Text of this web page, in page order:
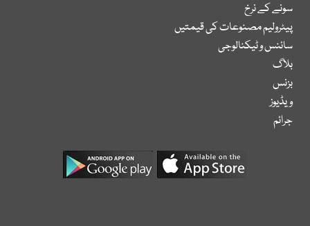
سونے کے نرخ
پیٹرولیم مصنوعات کی قیمتیں
سائنس و ٹیکنالوجی
بلاگ
بزنس
ویڈیوز
جرائم